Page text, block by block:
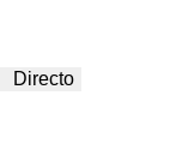
Directo